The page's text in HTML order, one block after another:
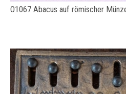
O1067 Abacus auf römischer